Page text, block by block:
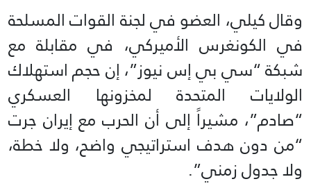
وقال كيلي، العضو في لجنة القوات المسلحة
في الكونغرس الأميركي، في مقابلة مع
شبكة “سي بي إس نيوز”، إن حجم استهلاك
الولايات المتحدة لمخزونها العسكري
“صادم”، مشيراً إلى أن الحرب مع إيران جرت
“من دون هدف استراتيجي واضح، ولا خطة،
ولا جدول زمني”.